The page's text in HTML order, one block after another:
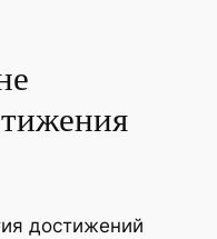
достижений